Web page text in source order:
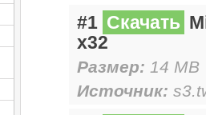
#1 Скачать
x32
Размер: 14
Источник: